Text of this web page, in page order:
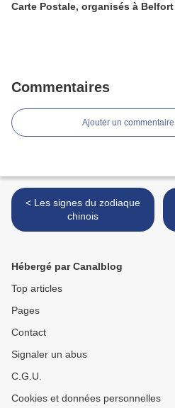
Carte Postale, organisés à Belfort
Commentaires
Ajouter un commentaire
< Les signes du zodiaque
chinois
Hébergé par Canalblog
Top articles
Pages
Contact
Signaler un abus
C.G.U.
Cookies et données personnelles